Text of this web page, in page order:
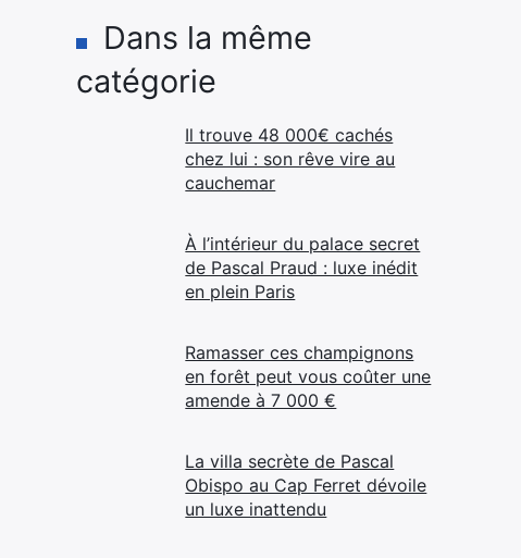
Dans la même
catégorie
Il trouve 48 000€ cachés
chez lui : son rêve vire au
cauchemar
À l’intérieur du palace secret
de Pascal Praud : luxe inédit
en plein Paris
Ramasser ces champignons
en forêt peut vous coûter une
amende à 7 000 €
La villa secrète de Pascal
Obispo au Cap Ferret dévoile
un luxe inattendu